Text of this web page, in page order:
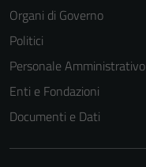
Organi di Governo
Politici
Personale Amministrativo
Enti e Fondazioni
Documenti e Dati